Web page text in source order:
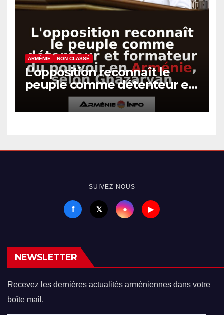
ARMÉNIE NON CLASSÉ
L’opposition reconnaît le
peuple comme détenteur et
formateur du pouvoir en
Arménie, selon Ghazaryan
SUIVEZ-NOUS
f 𝕏 ● ▶
NEWSLETTER
Recevez les dernières actualités arméniennes dans votre
boîte mail.